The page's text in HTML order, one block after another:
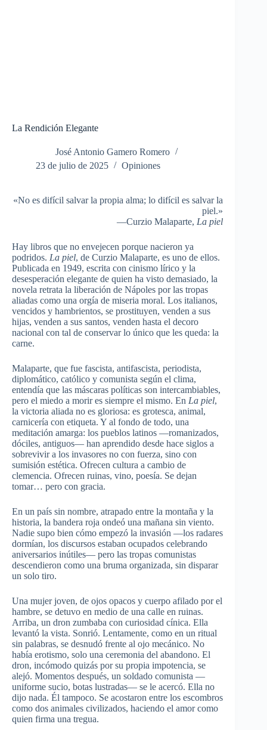
La Rendición Elegante
José Antonio Gamero Romero
23 de julio de 2025
Opiniones
«No es difícil salvar la propia alma; lo difícil es salvar la
piel.»
—Curzio Malaparte, La piel
Hay libros que no envejecen porque nacieron ya
podridos. La piel, de Curzio Malaparte, es uno de ellos.
Publicada en 1949, escrita con cinismo lírico y la
desesperación elegante de quien ha visto demasiado, la
novela retrata la liberación de Nápoles por las tropas
aliadas como una orgía de miseria moral. Los italianos,
vencidos y hambrientos, se prostituyen, venden a sus
hijas, venden a sus santos, venden hasta el decoro
nacional con tal de conservar lo único que les queda: la
carne.
Malaparte, que fue fascista, antifascista, periodista,
diplomático, católico y comunista según el clima,
entendía que las máscaras políticas son intercambiables,
pero el miedo a morir es siempre el mismo. En La piel,
la victoria aliada no es gloriosa: es grotesca, animal,
carnicería con etiqueta. Y al fondo de todo, una
meditación amarga: los pueblos latinos —romanizados,
dóciles, antiguos— han aprendido desde hace siglos a
sobrevivir a los invasores no con fuerza, sino con
sumisión estética. Ofrecen cultura a cambio de
clemencia. Ofrecen ruinas, vino, poesía. Se dejan
tomar… pero con gracia.
En un país sin nombre, atrapado entre la montaña y la
historia, la bandera roja ondeó una mañana sin viento.
Nadie supo bien cómo empezó la invasión —los radares
dormían, los discursos estaban ocupados celebrando
aniversarios inútiles— pero las tropas comunistas
descendieron como una bruma organizada, sin disparar
un solo tiro.
Una mujer joven, de ojos opacos y cuerpo afilado por el
hambre, se detuvo en medio de una calle en ruinas.
Arriba, un dron zumbaba con curiosidad cínica. Ella
levantó la vista. Sonrió. Lentamente, como en un ritual
sin palabras, se desnudó frente al ojo mecánico. No
había erotismo, solo una ceremonia del abandono. El
dron, incómodo quizás por su propia impotencia, se
alejó. Momentos después, un soldado comunista —
uniforme sucio, botas lustradas— se le acercó. Ella no
dijo nada. Él tampoco. Se acostaron entre los escombros
como dos animales civilizados, haciendo el amor como
quien firma una tregua.